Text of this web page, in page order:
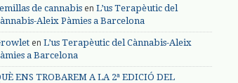
de cannabis en L’us Terapèutic del
Aleix Pàmies a Barcelona
en L’us Terapèutic del Cànnabis-Aleix
a Barcelona
ENS TROBAREM A LA 2ª EDICIÓ DEL